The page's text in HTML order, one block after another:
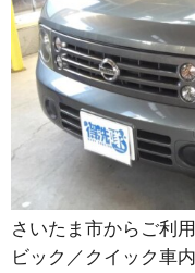
さいたま市からご利
ビック／クイック車